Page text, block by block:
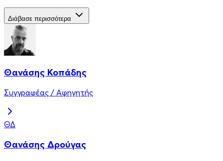
Διάβασε περισσότερα
Θανάσης Κοπάδης
Συγγραφέας / Αφηγητής
ΘΔ
Θανάσης Δρούγας